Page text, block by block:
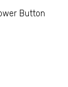
Button